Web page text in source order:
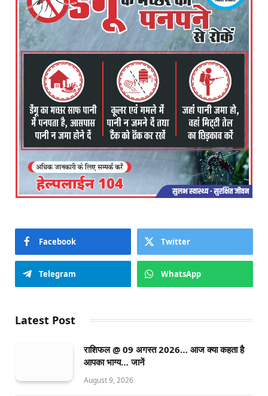
Facebook Twitter
Telegram WhatsApp
Latest Post
राशिफल @ 09 अगस्त 2026… आज क्या कहता है
आपका भाग्य… जानें
August 9, 2026